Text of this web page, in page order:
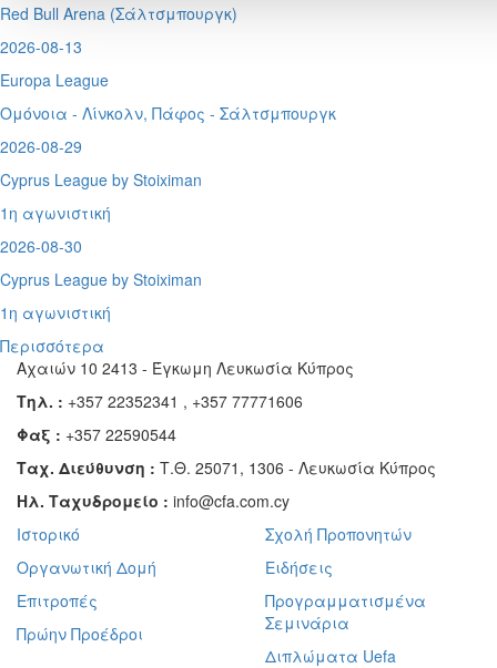
Red Bull Arena (Σάλτσμπουργκ)
2026-08-13
Europa League
Ομόνοια - Λίνκολν, Πάφος - Σάλτσμπουργκ
2026-08-29
Cyprus League by Stoiximan
1η αγωνιστική
2026-08-30
Cyprus League by Stoiximan
1η αγωνιστική
Περισσότερα
Αχαιών 10 2413 - Έγκωμη Λευκωσία Κύπρος
Τηλ. : +357 22352341 , +357 77771606
Φαξ : +357 22590544
Ταχ. Διεύθυνση : Τ.Θ. 25071, 1306 - Λευκωσία Κύπρος
Ηλ. Ταχυδρομείο : info@cfa.com.cy
Ιστορικό
Οργανωτική Δομή
Επιτροπές
Πρώην Προέδροι
Σχολή Προπονητών
Ειδήσεις
Προγραμματισμένα
Σεμινάρια
Διπλώματα Uefa